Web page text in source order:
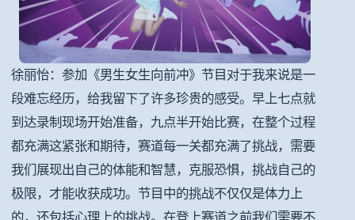
徐丽怡：参加《男生女生向前冲》节目对于我来说是一
段难忘经历，给我留下了许多珍贵的感受。早上七点就
到达录制现场开始准备，九点半开始比赛，在整个过程
都充满这紧张和期待，赛道每一关都充满了挑战，需要
我们展现出自己的体能和智慧，克服恐惧，挑战自己的
极限，才能收获成功。节目中的挑战不仅仅是体力上